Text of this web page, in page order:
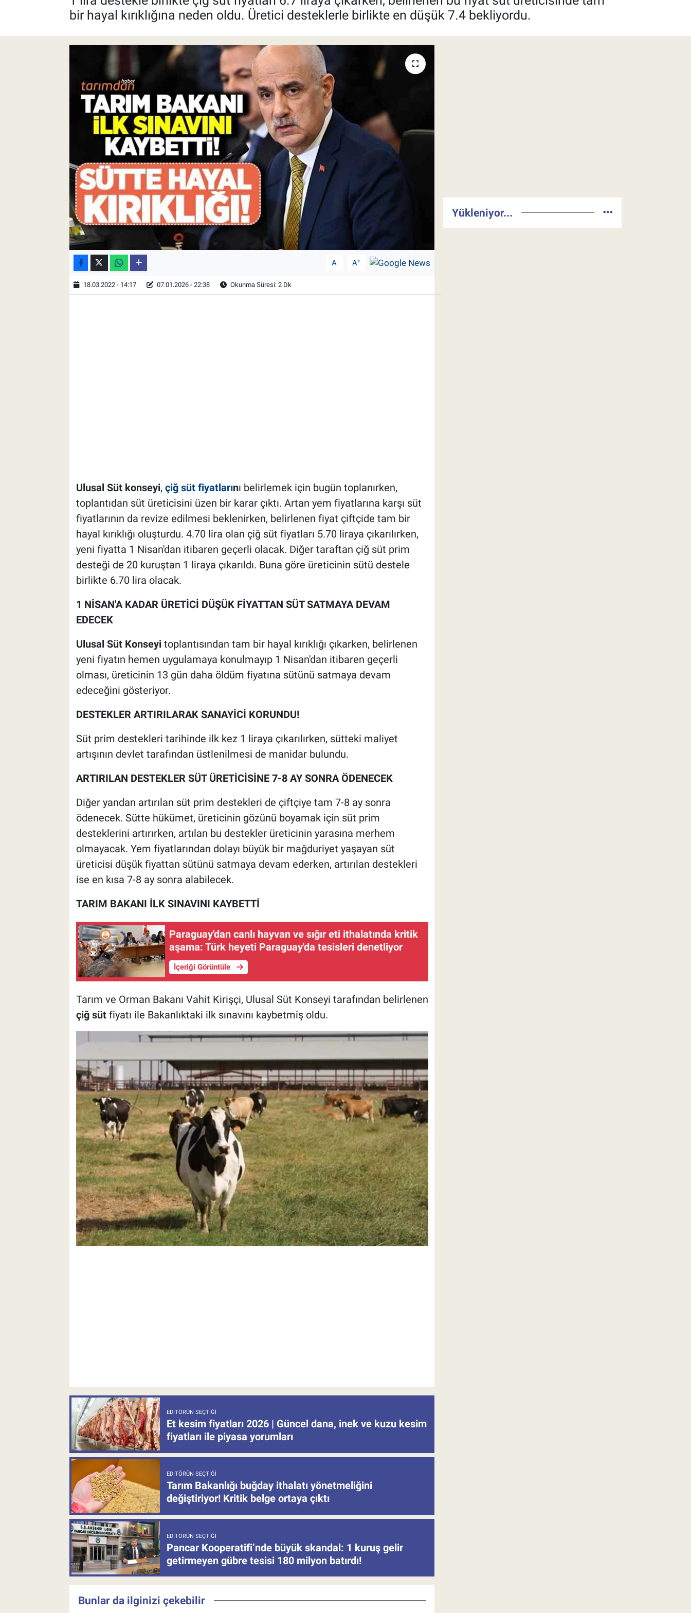
bir hayal kırıklığına neden oldu. Üretici desteklerle birlikte en düşük 7.4 bekliyordu.
A- A+
18.03.2022 - 14:17 07.01.2026 - 22:38 Okunma Süresi: 2 Dk
Ulusal Süt konseyi, çiğ süt fiyatlarını belirlemek için bugün toplanırken,
toplantıdan süt üreticisini üzen bir karar çıktı. Artan yem fiyatlarına karşı süt
fiyatlarının da revize edilmesi beklenirken, belirlenen fiyat çiftçide tam bir
hayal kırıklığı oluşturdu. 4.70 lira olan çiğ süt fiyatları 5.70 liraya çıkarılırken,
yeni fiyatta 1 Nisan'dan itibaren geçerli olacak. Diğer taraftan çiğ süt prim
desteği de 20 kuruştan 1 liraya çıkarıldı. Buna göre üreticinin sütü destele
birlikte 6.70 lira olacak.
1 NİSAN'A KADAR ÜRETİCİ DÜŞÜK FİYATTAN SÜT SATMAYA DEVAM
EDECEK
Ulusal Süt Konseyitoplantısından tam bir hayal kırıklığı çıkarken, belirlenen
yeni fiyatın hemen uygulamaya konulmayıp 1 Nisan'dan itibaren geçerli
olması, üreticinin 13 gün daha öldüm fiyatına sütünü satmaya devam
edeceğini gösteriyor.
DESTEKLER ARTIRILARAK SANAYİCİ KORUNDU!
Süt prim destekleri tarihinde ilk kez 1 liraya çıkarılırken, sütteki maliyet
artışının devlet tarafından üstlenilmesi de manidar bulundu.
ARTIRILAN DESTEKLER SÜT ÜRETİCİSİNE 7-8 AY SONRA ÖDENECEK
Diğer yandan artırılan süt prim destekleri de çiftçiye tam 7-8 ay sonra
ödenecek. Sütte hükümet, üreticinin gözünü boyamak için süt prim
desteklerini artırırken, artılan bu destekler üreticinin yarasına merhem
olmayacak. Yem fiyatlarından dolayı büyük bir mağduriyet yaşayan süt
üreticisi düşük fiyattan sütünü satmaya devam ederken, artırılan destekleri
ise en kısa 7-8 ay sonra alabilecek.
TARIM BAKANI İLK SINAVINI KAYBETTİ
Paraguay'dan canlı hayvan ve sığır eti ithalatında kritik
aşama: Türk heyeti Paraguay'da tesisleri denetliyor
İçeriği Görüntüle
Tarım ve Orman Bakanı Vahit Kirişçi, Ulusal Süt Konseyi tarafından belirlenen
çiğ sütfiyatı ile Bakanlıktaki ilk sınavını kaybetmiş oldu.
EDITÖRÜN SEÇTIĞI
Et kesim fiyatları 2026 | Güncel dana, inek ve kuzu kesim
fiyatları ile piyasa yorumları
EDITÖRÜN SEÇTIĞI
Tarım Bakanlığı buğday ithalatı yönetmeliğini
değiştiriyor! Kritik belge ortaya çıktı
EDITÖRÜN SEÇTIĞI
Pancar Kooperatifi’nde büyük skandal: 1 kuruş gelir
getirmeyen gübre tesisi 180 milyon batırdı!
Bunlar da ilginizi çekebilir
Yükleniyor...
Pankobirlik
Et fiyatları
Yetiştirici Soruyor
Şeker ve Şekerli Mamüller
Tahıllar ve Baklagiller